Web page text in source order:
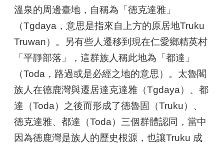
平
埔
族
群
網
站
導
覽
回
首
溫泉的周邊臺地，自稱為「德克達雅」
（Tgdaya，意思是指來自上方的原居地Truku
Truwan）。另有些人遷移到現在仁愛鄉精英村
「平靜部落」，這群族人稱此地為「都達」
（Toda，路過或是必經之地的意思）。太魯閣
族人在德鹿灣與遷居達克達雅（Tgdaya）、都
達（Toda）之後而形成了德魯固（Truku）、
德克達雅、都達（Toda）三個群體認同，當中
因為德鹿灣是族人的歷史根源，也讓Truku 成